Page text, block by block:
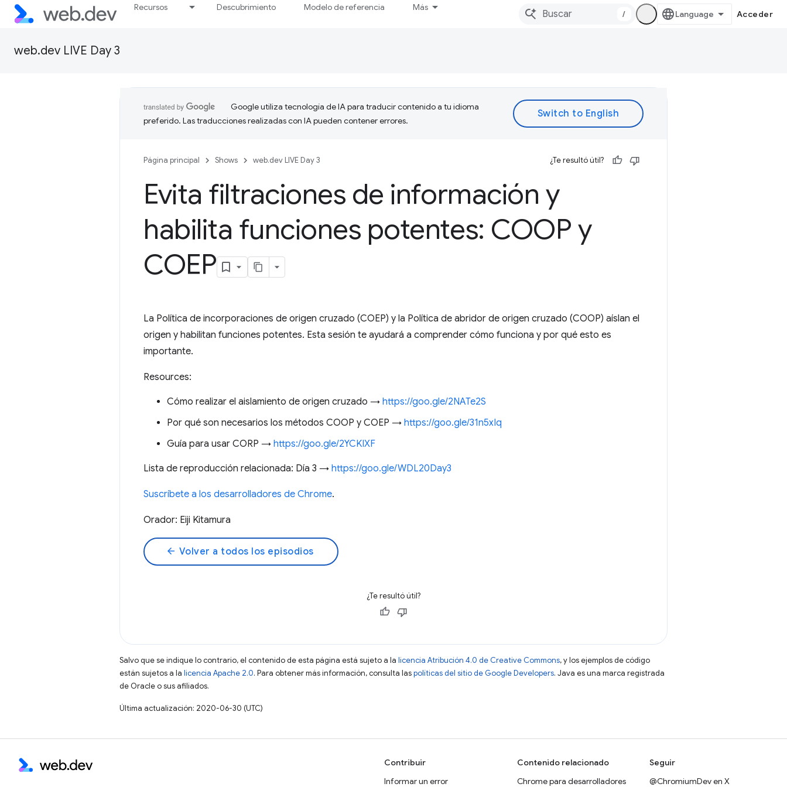
Recursos Descubrimiento Modelo de referencia Más
/ Acceder
web.dev LIVE Day 3
Google utiliza tecnología de IA para traducir contenido a tu idioma
preferido. Las traducciones realizadas con IA pueden contener errores.
Página principal Shows web.dev LIVE Day 3 ¿Te resultó útil?
Evita filtraciones de información y
habilita funciones potentes: COOP y
COEP
La Política de incorporaciones de origen cruzado (COEP) y la Política de abridor de origen cruzado (COOP) aíslan el
origen y habilitan funciones potentes. Esta sesión te ayudará a comprender cómo funciona y por qué esto es
importante.
Resources:
Cómo realizar el aislamiento de origen cruzado → https://goo.gle/2NATe2S
Por qué son necesarios los métodos COOP y COEP → https://goo.gle/31n5xIq
Guía para usar CORP → https://goo.gle/2YCKIXF
Lista de reproducción relacionada: Día 3 → https://goo.gle/WDL20Day3
Suscríbete a los desarrolladores de Chrome.
Orador: Eiji Kitamura
arrow_back Volver a todos los episodios
¿Te resultó útil?
Salvo que se indique lo contrario, el contenido de esta página está sujeto a la licencia Atribución 4.0 de Creative Commons, y los ejemplos de código
están sujetos a la licencia Apache 2.0. Para obtener más información, consulta laspolíticas del sitio de Google Developers. Java es una marca registrada
de Oracle o sus afiliados.
Última actualización: 2020-06-30 (UTC)
Contribuir
Informar un error
Contenido relacionado
Chrome para desarrolladores
Seguir
@ChromiumDev en X